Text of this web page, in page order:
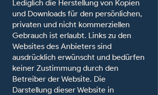
Lediglich die Herstellung von Kopien
und Downloads für den persönlichen,
privaten und nicht kommerziellen
Gebrauch ist erlaubt. Links zu den
Websites des Anbieters sind
ausdrücklich erwünscht und bedürfen
keiner Zustimmung durch den
Betreiber der Website. Die
Darstellung dieser Website in